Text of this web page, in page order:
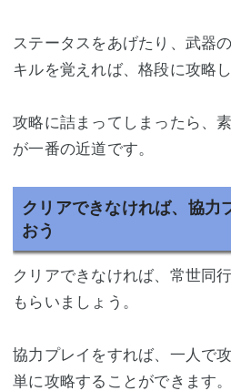
ステータスをあげたり、武器
キルを覚えれば、格段に攻略
攻略に詰まってしまったら、
が一番の近道です。
クリアできなければ、協力
おう
クリアできなければ、常世同
もらいましょう。
協力プレイをすれば、一人で
単に攻略することができます。